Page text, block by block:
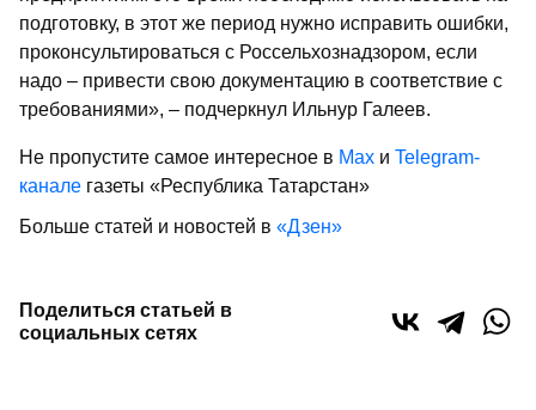
подготовку, в этот же период нужно исправить ошибки,
проконсультироваться с Россельхознадзором, если
надо – привести свою документацию в соответствие с
требованиями», – подчеркнул Ильнур Галеев.
Не пропустите самое интересное в Max и Telegram-
канале газеты «Республика Татарстан»
Больше статей и новостей в «Дзен»
Поделиться статьей в
социальных сетях